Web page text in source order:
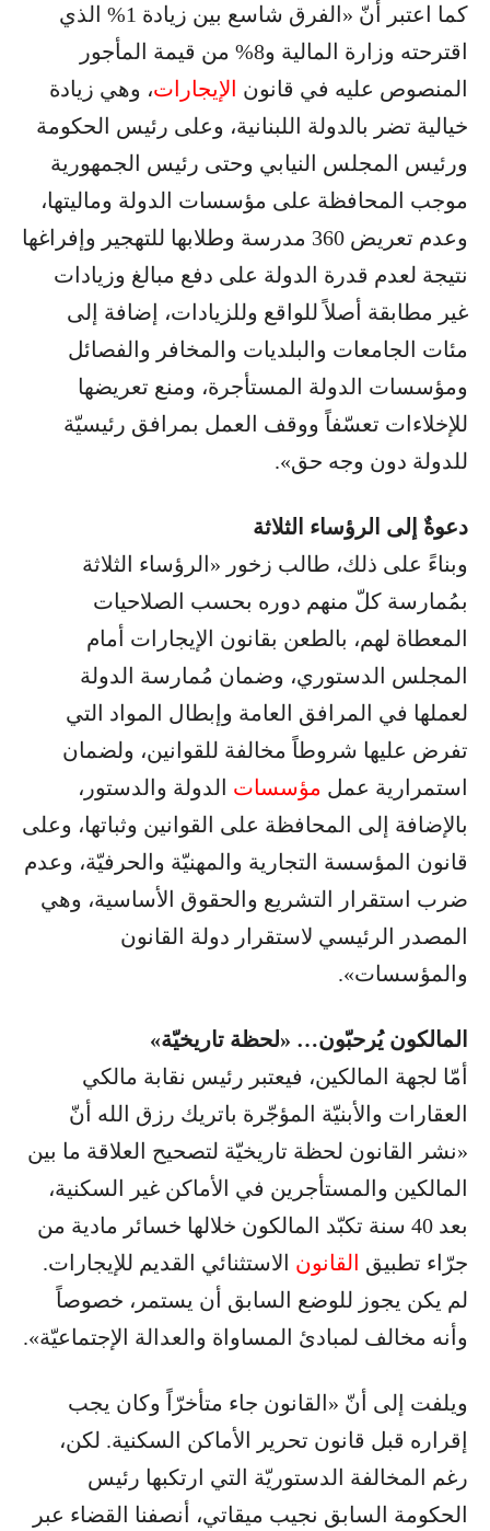
كما اعتبر أنّ «الفرق شاسع بين زيادة 1% الذي
اقترحته وزارة المالية و8% من قيمة المأجور
المنصوص عليه في قانون الإيجارات، وهي زيادة
خيالية تضر بالدولة اللبنانية، وعلى رئيس الحكومة
ورئيس المجلس النيابي وحتى رئيس الجمهورية
موجب المحافظة على مؤسسات الدولة وماليتها،
وعدم تعريض 360 مدرسة وطلابها للتهجير وإفراغها
نتيجة لعدم قدرة الدولة على دفع مبالغ وزيادات
غير مطابقة أصلاً للواقع وللزيادات، إضافة إلى
مئات الجامعات والبلديات والمخافر والفصائل
ومؤسسات الدولة المستأجرة، ومنع تعريضها
للإخلاءات تعسّفاً ووقف العمل بمرافق رئيسيّة
للدولة دون وجه حق».
دعوةٌ إلى الرؤساء الثلاثة
وبناءً على ذلك، طالب زخور «الرؤساء الثلاثة
بمُمارسة كلّ منهم دوره بحسب الصلاحيات
المعطاة لهم، بالطعن بقانون الإيجارات أمام
المجلس الدستوري، وضمان مُمارسة الدولة
لعملها في المرافق العامة وإبطال المواد التي
تفرض عليها شروطاً مخالفة للقوانين، ولضمان
استمرارية عمل مؤسسات الدولة والدستور،
بالإضافة إلى المحافظة على القوانين وثباتها، وعلى
قانون المؤسسة التجارية والمهنيّة والحرفيّة، وعدم
ضرب استقرار التشريع والحقوق الأساسية، وهي
المصدر الرئيسي لاستقرار دولة القانون
والمؤسسات».
المالكون يُرحبّون… «لحظة تاريخيّة»
أمّا لجهة المالكين، فيعتبر رئيس نقابة مالكي
العقارات والأبنيّة المؤجّرة باتريك رزق الله أنّ
«نشر القانون لحظة تاريخيّة لتصحيح العلاقة ما بين
المالكين والمستأجرين في الأماكن غير السكنية،
بعد 40 سنة تكبّد المالكون خلالها خسائر مادية من
جرّاء تطبيق القانون الاستثنائي القديم للإيجارات.
لم يكن يجوز للوضع السابق أن يستمر، خصوصاً
وأنه مخالف لمبادئ المساواة والعدالة الإجتماعيّة».
ويلفت إلى أنّ «القانون جاء متأخرّاً وكان يجب
إقراره قبل قانون تحرير الأماكن السكنية. لكن،
رغم المخالفة الدستوريّة التي ارتكبها رئيس
الحكومة السابق نجيب ميقاتي، أنصفنا القضاء عبر